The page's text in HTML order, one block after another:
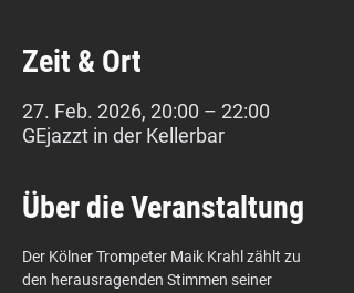
Zeit & Ort
27. Feb. 2026, 20:00 – 22:00
GEjazzt in der Kellerbar
Über die Veranstaltung
Der Kölner Trompeter Maik Krahl zählt zu
den herausragenden Stimmen seiner